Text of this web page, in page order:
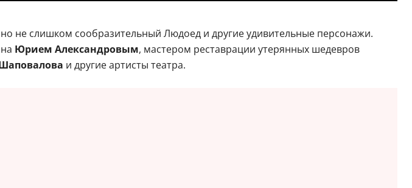
не слишком сообразительный Людоед и другие удивительные персонажи.
Юрием Александровым, мастером реставрации утерянных шедевров
и другие артисты театра.